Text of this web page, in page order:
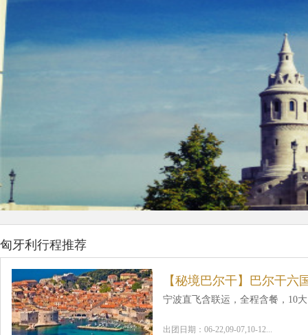
匈牙利行程推荐
【秘境巴尔干】巴尔干六
宁波直飞含联运，全程含餐，10
出团日期：06-22,09-07,10-12...